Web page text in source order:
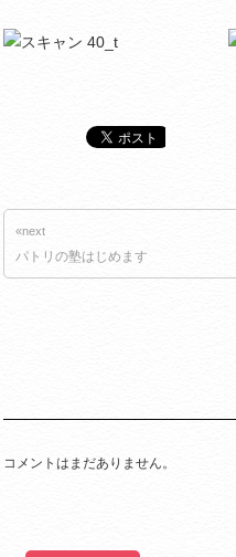
«next
パトリの塾はじめます
コメントはまだありません。